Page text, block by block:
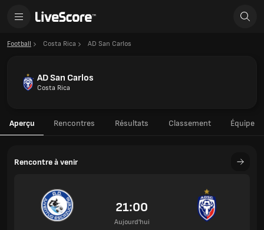
Football Costa Rica AD San Carlos
AD San Carlos
Costa Rica
Aperçu Rencontres Résultats Classement Équipe
Rencontre à venir
21:00
Aujourd'hui